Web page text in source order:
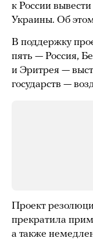
к России
Украины. Об
В поддержку
пять — Россия,
и Эритрея —
государств —
Проект
прекратила
а также